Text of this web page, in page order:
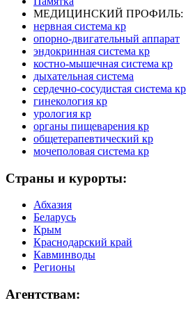
МЕДИЦИНСКИЙ ПРОФИЛЬ:
нервная система кр
опорно-двигательный аппарат
эндокринная система кр
костно-мышечная система кр
дыхательная система
сердечно-сосудистая система кр
гинекология кр
урология кр
органы пищеварения кр
общетерапевтический кр
мочеполовая система кр
Страны и курорты:
Абхазия
Беларусь
Крым
Краснодарский край
Кавминводы
Регионы
Агентствам: